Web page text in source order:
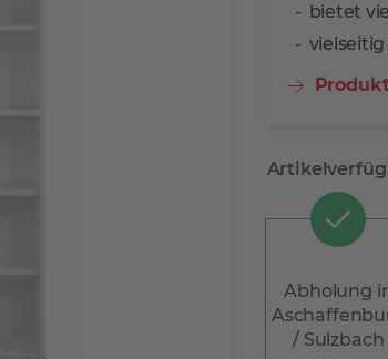
bietet
Abholung
/ Sulzbach